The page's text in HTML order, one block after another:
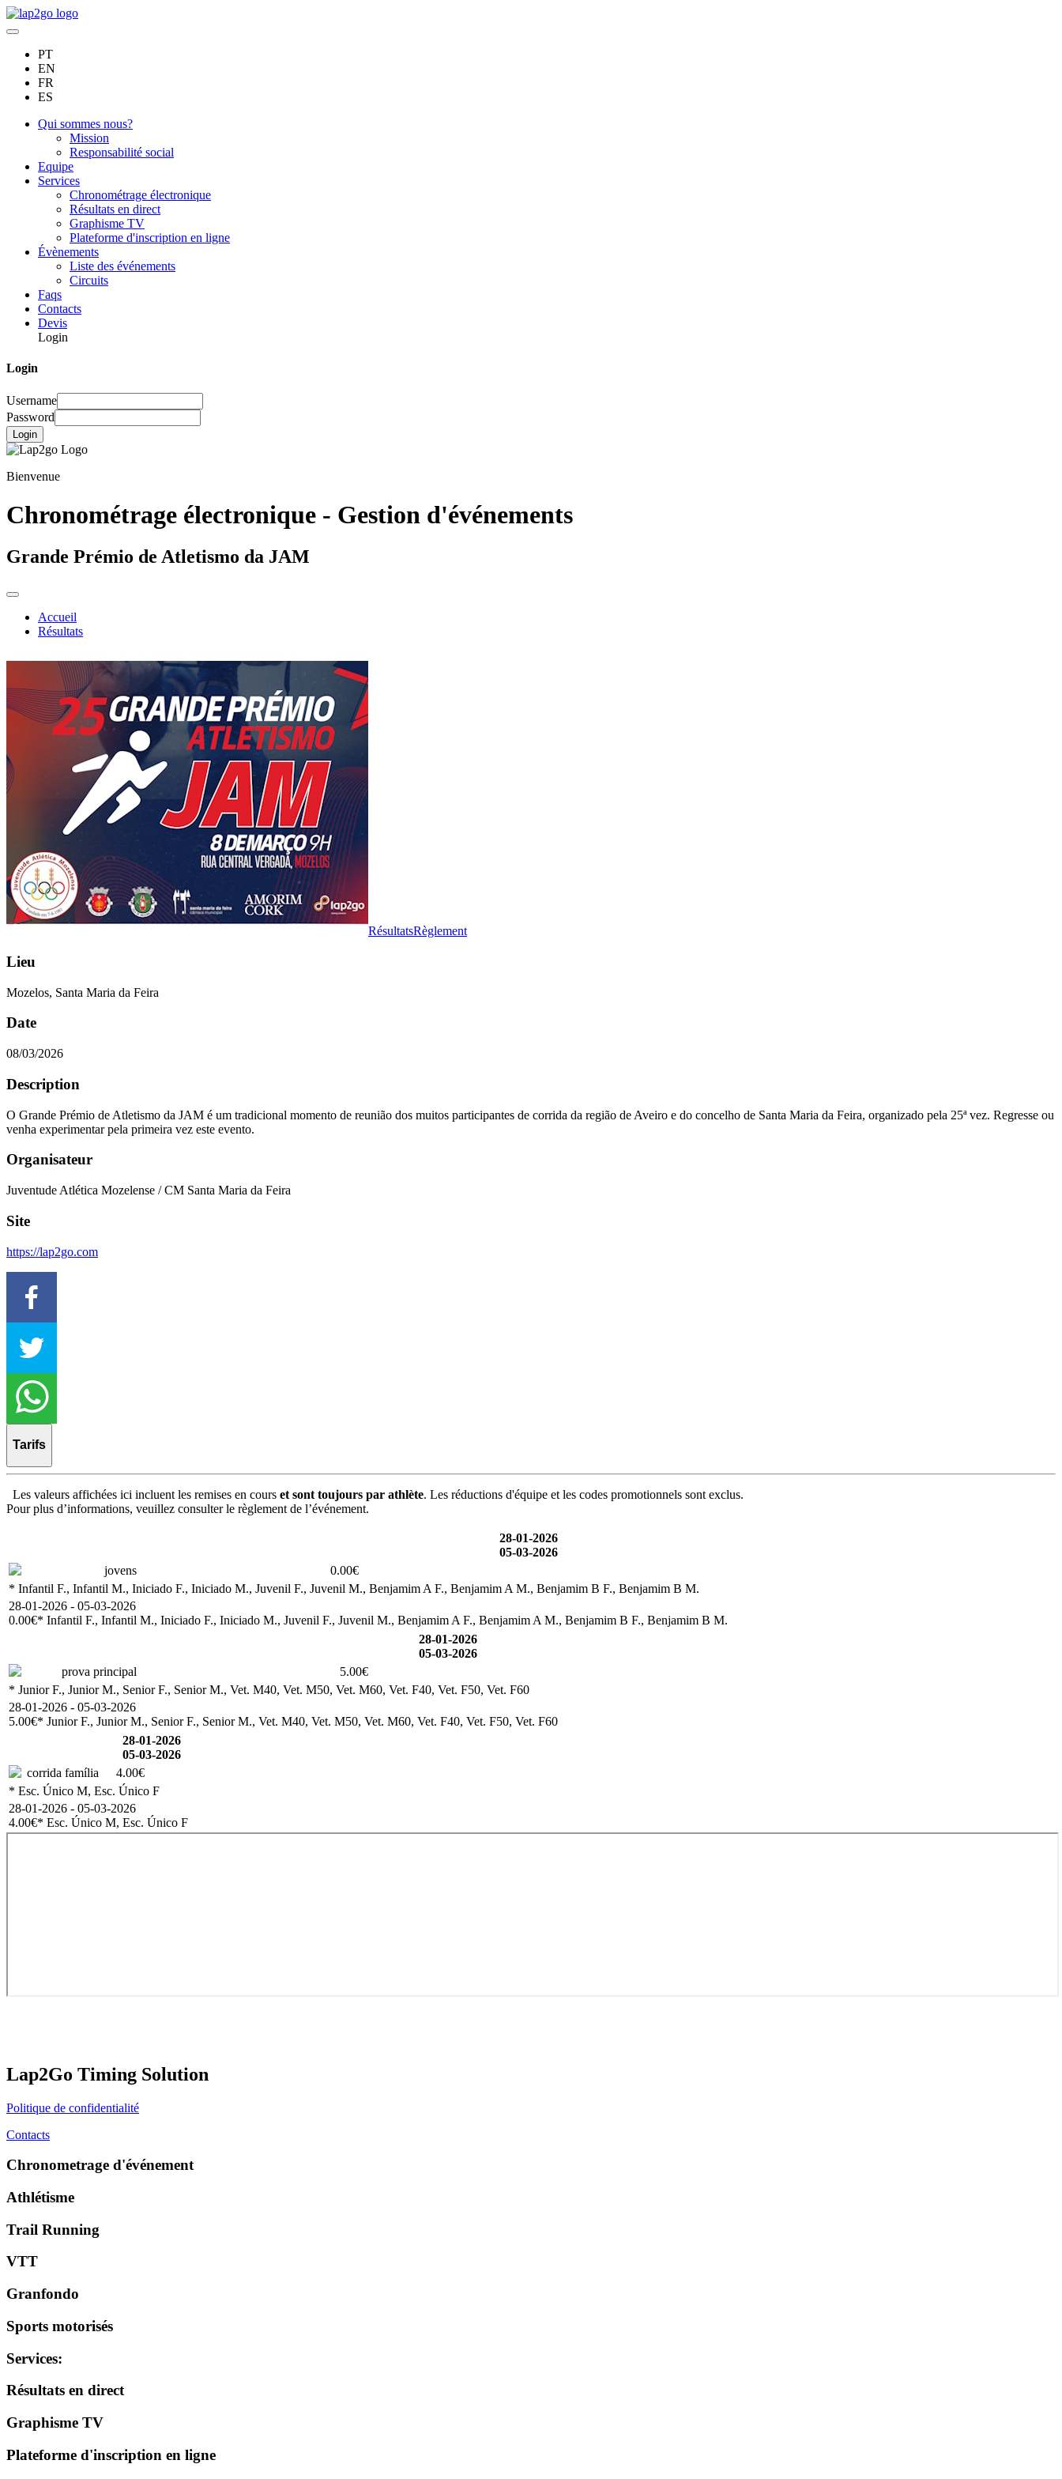
PT
EN
FR
ES
Qui sommes nous?
Mission
Responsabilité social
Equipe
Services
Chronométrage électronique
Résultats en direct
Graphisme TV
Plateforme d'inscription en ligne
Évènements
Liste des événements
Circuits
Faqs
Contacts
Devis
Login
Login
Username
Password
Login
Bienvenue
Chronométrage électronique - Gestion d'événements
Grande Prémio de Atletismo da JAM
Accueil
Résultats
RésultatsRèglement
Lieu
Mozelos, Santa Maria da Feira
Date
08/03/2026
Description
O Grande Prémio de Atletismo da JAM é um tradicional momento de reunião dos muitos participantes de corrida da região de Aveiro e do concelho de Santa Maria da Feira, organizado pela 25ª vez. Regresse ou
venha experimentar pela primeira vez este evento.
Organisateur
Juventude Atlética Mozelense / CM Santa Maria da Feira
Site
https://lap2go.com
Tarifs
Les valeurs affichées ici incluent les remises en cours et sont toujours par athlète. Les réductions d'équipe et les codes promotionnels sont exclus.
Pour plus d’informations, veuillez consulter le règlement de l’événement.
28-01-2026
05-03-2026
jovens
0.00€
* Infantil F., Infantil M., Iniciado F., Iniciado M., Juvenil F., Juvenil M., Benjamim A F., Benjamim A M., Benjamim B F., Benjamim B M.
28-01-2026 - 05-03-2026
0.00€* Infantil F., Infantil M., Iniciado F., Iniciado M., Juvenil F., Juvenil M., Benjamim A F., Benjamim A M., Benjamim B F., Benjamim B M.
28-01-2026
05-03-2026
prova principal
5.00€
* Junior F., Junior M., Senior F., Senior M., Vet. M40, Vet. M50, Vet. M60, Vet. F40, Vet. F50, Vet. F60
28-01-2026 - 05-03-2026
5.00€* Junior F., Junior M., Senior F., Senior M., Vet. M40, Vet. M50, Vet. M60, Vet. F40, Vet. F50, Vet. F60
28-01-2026
05-03-2026
corrida família
4.00€
* Esc. Único M, Esc. Único F
28-01-2026 - 05-03-2026
4.00€* Esc. Único M, Esc. Único F
Lap2Go Timing Solution
Politique de confidentialité
Contacts
Chronometrage d'événement
Athlétisme
Trail Running
VTT
Granfondo
Sports motorisés
Services:
Résultats en direct
Graphisme TV
Plateforme d'inscription en ligne